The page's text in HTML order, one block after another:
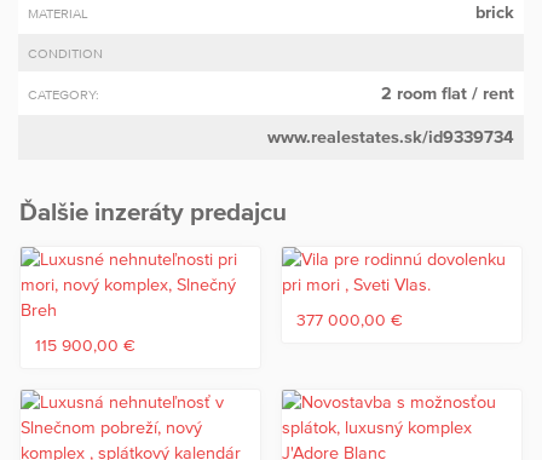
MATERIAL brick
CONDITION
CATEGORY: 2 room flat / rent
www.realestates.sk/id9339734
Ďalšie inzeráty predajcu
115 900,00 €
377 000,00 €